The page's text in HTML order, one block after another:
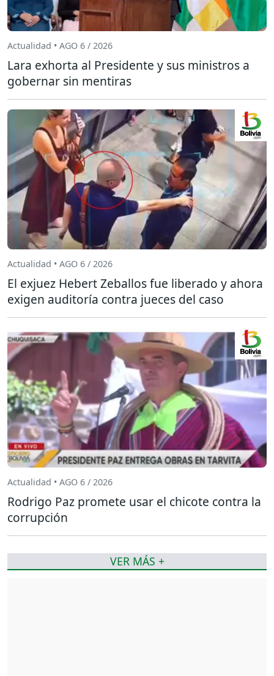
Actualidad • AGO 6 / 2026
Lara exhorta al Presidente y sus ministros a
gobernar sin mentiras
Actualidad • AGO 6 / 2026
El exjuez Hebert Zeballos fue liberado y ahora
exigen auditoría contra jueces del caso
Actualidad • AGO 6 / 2026
Rodrigo Paz promete usar el chicote contra la
corrupción
VER MÁS +